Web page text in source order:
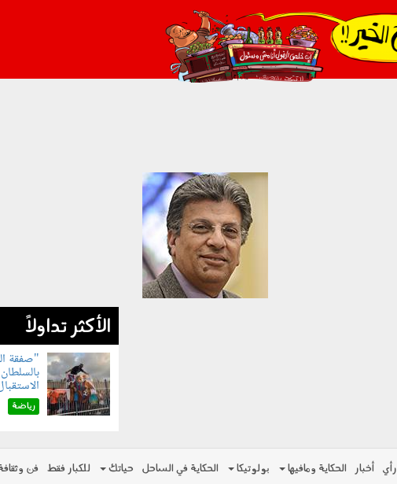
021_2.png
الأكثر تداولاً
070801.jpg
"صفقة
رياضة
رأي أخبار الحكاية ومافيها بولوتيكا الحكاية في الساحل حياتك للكبار فقط فن